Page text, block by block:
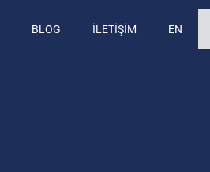
BLOG İLETİŞİM EN